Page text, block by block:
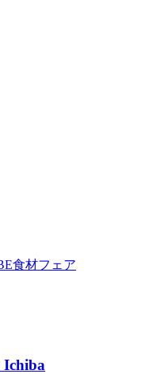
Ichiba